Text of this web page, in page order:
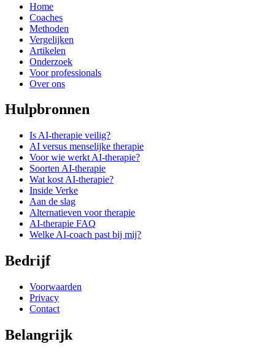
Home
Coaches
Methoden
Vergelijken
Artikelen
Onderzoek
Voor professionals
Over ons
Hulpbronnen
Is AI-therapie veilig?
AI versus menselijke therapie
Voor wie werkt AI-therapie?
Soorten AI-therapie
Wat kost AI-therapie?
Inside Verke
Aan de slag
Alternatieven voor therapie
AI-therapie FAQ
Welke AI-coach past bij mij?
Bedrijf
Voorwaarden
Privacy
Contact
Belangrijk